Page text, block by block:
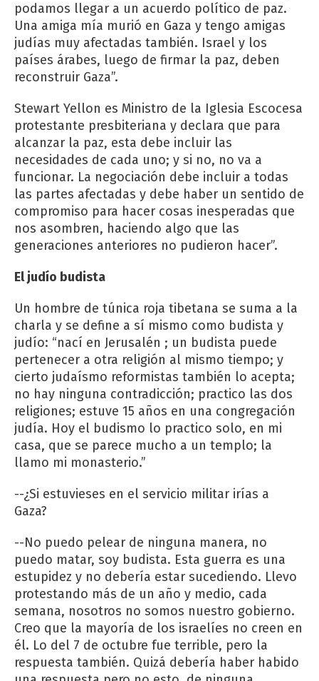
podamos llegar a un acuerdo político de paz.
Una amiga mía murió en Gaza y tengo amigas
judías muy afectadas también. Israel y los
países árabes, luego de firmar la paz, deben
reconstruir Gaza”.
Stewart Yellon es Ministro de la Iglesia Escocesa
protestante presbiteriana y declara que para
alcanzar la paz, esta debe incluir las
necesidades de cada uno; y si no, no va a
funcionar. La negociación debe incluir a todas
las partes afectadas y debe haber un sentido de
compromiso para hacer cosas inesperadas que
nos asombren, haciendo algo que las
generaciones anteriores no pudieron hacer”.
El judío budista
Un hombre de túnica roja tibetana se suma a la
charla y se define a sí mismo como budista y
judío: “nací en Jerusalén ; un budista puede
pertenecer a otra religión al mismo tiempo; y
cierto judaísmo reformistas también lo acepta;
no hay ninguna contradicción; practico las dos
religiones; estuve 15 años en una congregación
judía. Hoy el budismo lo practico solo, en mi
casa, que se parece mucho a un templo; la
llamo mi monasterio.”
--¿Si estuvieses en el servicio militar irías a
Gaza?
--No puedo pelear de ninguna manera, no
puedo matar, soy budista. Esta guerra es una
estupidez y no debería estar sucediendo. Llevo
protestando más de un año y medio, cada
semana, nosotros no somos nuestro gobierno.
Creo que la mayoría de los israelíes no creen en
él. Lo del 7 de octubre fue terrible, pero la
respuesta también. Quizá debería haber habido